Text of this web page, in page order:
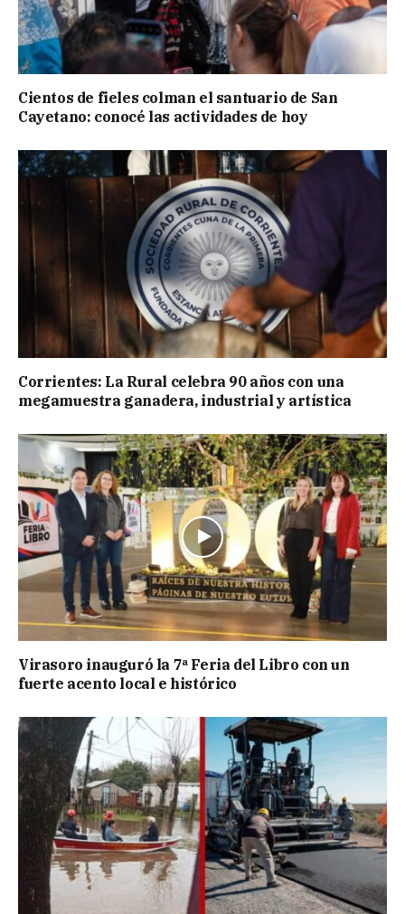
Cientos de fieles colman el santuario de San
Cayetano: conocé las actividades de hoy
Corrientes: La Rural celebra 90 años con una
megamuestra ganadera, industrial y artística
Virasoro inauguró la 7ª Feria del Libro con un
fuerte acento local e histórico